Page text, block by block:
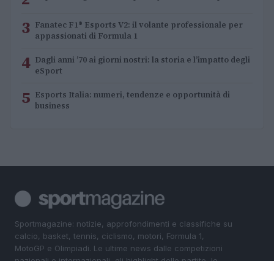
3 Fanatec F1® Esports V2: il volante professionale per
appassionati di Formula 1
4 Dagli anni ’70 ai giorni nostri: la storia e l’impatto degli
eSport
5 Esports Italia: numeri, tendenze e opportunità di
business
Sportmagazine: notizie, approfondimenti e classifiche su
calcio, basket, tennis, ciclismo, motori, Formula 1,
MotoGP e Olimpiadi. Le ultime news dalle competizioni